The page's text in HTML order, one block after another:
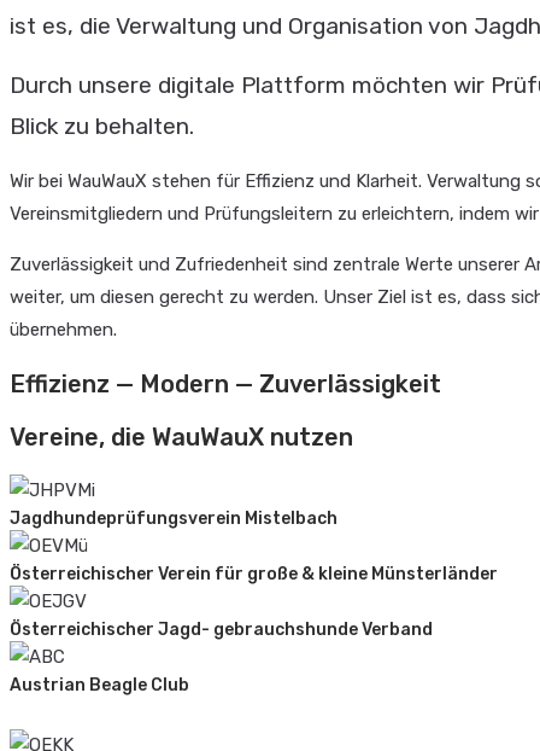
ist es, die Verwaltung und Organisation von
Durch unsere digitale Plattform möchten wir
Blick zu behalten.
Wir bei WauWauX stehen für Effizienz und Klarheit.
Vereinsmitgliedern und Prüfungsleitern zu erleichtern, indem
Zuverlässigkeit und Zufriedenheit sind zentrale Werte
weiter, um diesen gerecht zu werden. Unser Ziel ist es, dass
übernehmen.
Effizienz — Modern — Zuverlässigkeit
Vereine, die WauWauX nutzen
Jagdhundeprüfungsverein Mistelbach
Österreichischer Verein für große & kleine Münsterländer
Österreichischer Jagd- gebrauchshunde Verband
Austrian Beagle Club